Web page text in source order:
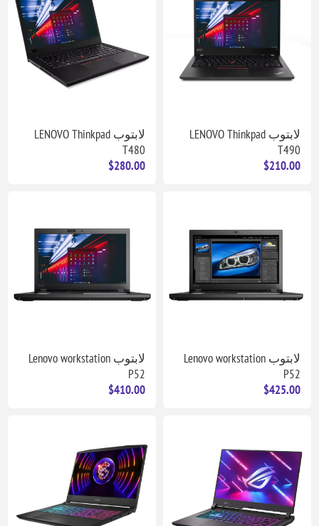
لابتوب LENOVO Thinkpad
T490
$210.00
لابتوب LENOVO Thinkpad
T480
$280.00
لابتوب Lenovo workstation
P52
$425.00
لابتوب Lenovo workstation
P52
$410.00